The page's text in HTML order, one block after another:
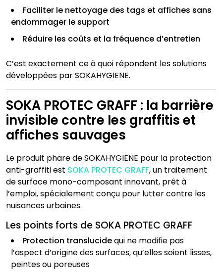
Faciliter le nettoyage des tags et affiches sans
endommager le support
Réduire les coûts et la fréquence d’entretien
C’est exactement ce à quoi répondent les solutions
développées par SOKAHYGIENE.
SOKA PROTEC GRAFF : la barrière
invisible contre les graffitis et
affiches sauvages
Le produit phare de SOKAHYGIENE pour la protection
anti-graffiti est SOKA PROTEC GRAFF, un traitement
de surface mono-composant innovant, prêt à
l’emploi, spécialement conçu pour lutter contre les
nuisances urbaines.
Les points forts de SOKA PROTEC GRAFF
Protection translucidequi ne modifie pas
l’aspect d’origine des surfaces, qu’elles soient lisses,
peintes ou poreuses